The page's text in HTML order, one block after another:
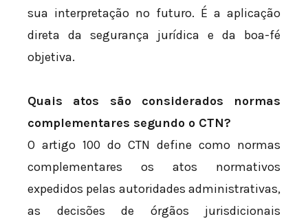
sua interpretação no futuro. É a aplicação
direta da segurança jurídica e da boa-fé
objetiva.
Quais atos são considerados normas
complementares segundo o CTN?
O artigo 100 do CTN define como normas
complementares os atos normativos
expedidos pelas autoridades administrativas,
as decisões de órgãos jurisdicionais